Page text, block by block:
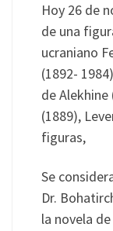
Hoy 26 de
de una
ucraniano
(1892-
de
(1889),
figuras,
Se
Dr.
la novela